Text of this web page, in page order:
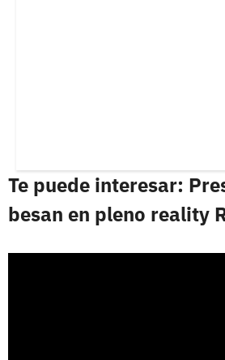
Te puede interesar:
besan en pleno reality